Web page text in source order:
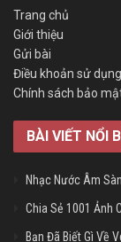
Trang chủ
Giới thiệu
Gửi bài
Điều khoản sử dụng
Chính sách bảo
BÀI VIẾT NỔI
Nhạc Nước Âm
Chia Sẻ 1001 Ảnh
Bạn Đã Biết Gì Về